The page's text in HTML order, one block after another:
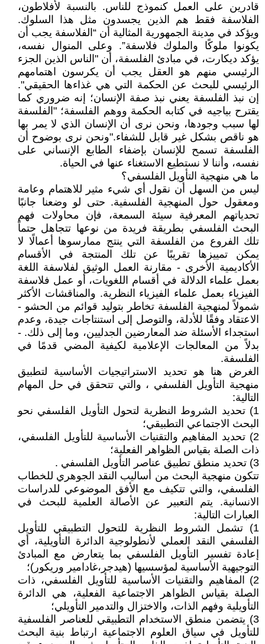
قادرين على العمل كنموذج للناس. بالنسبة لأفلاطون،
الفلاسفة فقط هم الذين يجسدون مثل هذا السلوك.
ويؤكد في مدينة الجمهورية المثالية أن “الفلاسفة يجب أن
يكونوا ملوكًا والملوك فلاسفة”. وعلى المنوال نفسه،
يؤكد ديكارت، في مبادئ الفلسفة، أن "الناس الذين الجزء
الرئيسي منهم هو العقل يجب أن يكرسون اهتمامهم
الرئيسي للبحث عن الحكمة التي هي غذاءها الحقيقي".
إن نبذ الفلسفة يعني نبذ صفة الإنسان؛ إنه ضروري كما
يقترح بياجيه في كتابه الحكمة ووهم الفلسفة؛ "الفلسفة
لها سبب وجودها، ونحن نرى أن الإنسان الذي لا يمر بها
هو ناقص بشكل غير قابل للشفاء."ونحن نرى بوضوح أن
الفلسفة تسمح للإنسان بإضفاء الطابع الإنساني على
نفسه، وأننا لا نستطيع الاستغناء عنها في الحياة.
ما هي منهجية التأويل الفلسفي؟
ليس من السهل أن نقول أي شيء مثير للاهتمام وعامة
ومعقول حول المنهجية الفلسفية. حتى لو وضعنا جانبًا
تحدياتهم المعرفية سيئة السمعة، فإن محاولات فهم
البحث الفلسفي بطريقة فريدة من نوعها تتجاهل حتماً
تلك الفروع من الفلسفة التي ينتج ممارسوها أعمالًا لا
يمكن تمييزها تقريبًا عن تلك المنتجة في الأقسام
الأكاديمية الأخرى - مقارنة العمل الوثيق لفلاسفة اللغة
بعمل علماء الدلالة في أقسام اللغويات، أو عمل فلاسفة
الفيزياء بعمل علماء الفيزياء النظرية. والمناقشات الأكثر
شمولاً لمنهجية الفلسفة تخاطر بتوليد قوائم من الحشو -
الاعتقاد وفقًا للأدلة، والتوصل إلى استنتاجات جيدة، وعدم
استجداء الأسئلة ضد المعارضين الجدليين، وما إلى ذلك. -
بدلاً من المعالجات الإعلامية لكيفية المضي قدمًا في
الفلسفة.
الغرض هنا هو تحديد الاستراتيجيات الأساسية لتطبيق
منهجية التأويل الفلسفي ، والتي تتحقق في حل المهام
التالية:
1) تحديد الشروط النظرية لتحول التأويل الفلسفي نحو
البحث الاجتماعي التطبيقي؛
2) تحديد المفاهيم والتقنيات الأساسية للتأويل الفلسفي،
ذات الصلة بقياس الظواهر الفعلية؛
3) تحديد منطق تطبيق عناصر التأويل الفلسفي .
تتكون منهجية البحث من أساليب النقد الجوهري للخطاب
الفلسفي، والتي تتكيف مع الأفق الموضوعي للدراسات
الانسانية. يتم التعبير عن الأصالة العلمية للبحث في
العبارات التالية:
1) تشمل الشروط النظرية للتحول التطبيقي للتأويل
الفلسفي النقد العملي لأنطولوجية الدائرة التأويلية، أي
إعادة تفسير التأويل الفلسفي بما يتعارض مع المبادئ
التوجيهية الأساسية لمؤسسيها (هيدجر،غادامير وريكور)؛
2) المفاهيم والتقنيات الأساسية للتأويل الفلسفي، ذات
الصلة بقياس الظواهر الاجتماعية الفعلية، هي الدائرة
التأويلية وفهم الذات، والاختزال والتدمير التأويلي؛
3) يتضمن منطق الاستخدام التطبيقي للعناصر الفلسفية
للتأويل في سياق العلوم الاجتماعية ارتباط بنية البحث